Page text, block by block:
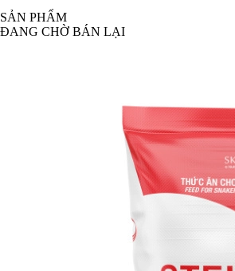
SẢN PHẨM
ĐANG CHỜ BÁN LẠI